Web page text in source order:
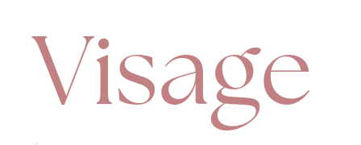
Visage